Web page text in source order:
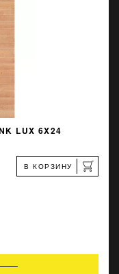
LUX 6X24
В КОРЗИНУ